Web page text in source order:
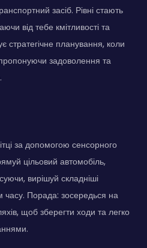
засіб. Рівні стають
від тебе кмітливості та
стратегічне планування, коли
задоволення та
за допомогою сенсорного
цільовий автомобіль,
вирішуй складніші
Порада: зосередься на
щоб зберегти ходи та легко